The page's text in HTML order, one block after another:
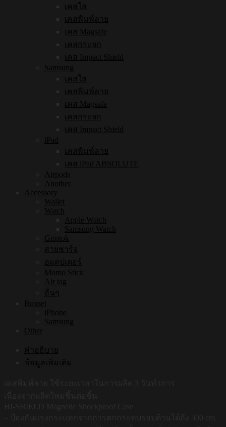
เคสใส
เคสพิมพ์ลาย
เคส Magsafe
เคสกระจก
เคส Impact Shield
Samsung
เคสใส
เคสพิมพ์ลาย
เคส Magsafe
เคสกระจก
เคส Impact Shield
iPad
เคสพิมพ์ลาย
เคส iPad ABSOLUTE
Airpods
Another
Accessory
Wallet
Watch
Apple Watch
Samsung Watch
Griptok
สายชาร์จ
อแดปเตอร์
Momo Stick
Air tag
อื่นๆ
Boxset
iPhone
Samsung
Other
คำอธิบาย
ข้อมูลเพิ่มเติม